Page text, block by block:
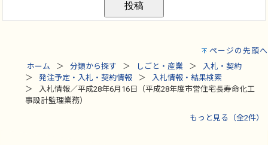
ページの先頭へ
ホーム
分類から探す しごと・産業
入札・契約
発注予定・入札・契約情報
入札情報・結果検索
入札情報／平成28年6月16日（平成28年度市営住宅長寿命化工
事設計監理業務）
もっと見る（全2件）